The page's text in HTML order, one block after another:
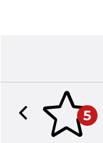
5
Previous slide